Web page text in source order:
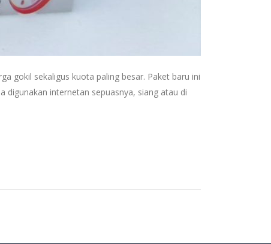
gokil sekaligus kuota paling besar. Paket baru ini
digunakan internetan sepuasnya, siang atau di